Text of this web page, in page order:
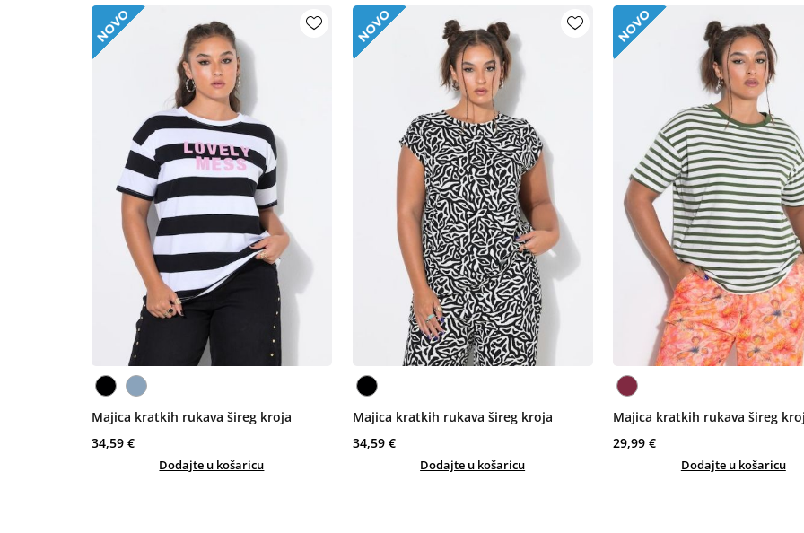
Majica kratkih rukava šireg kroja
34,59 €
Dodajte u košaricu
Majica kratkih rukava šireg kroja
34,59 €
Dodajte u košaricu
Majica kratkih rukava šireg
29,99 €
Dodajte u košaricu